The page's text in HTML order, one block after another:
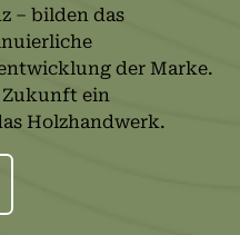
– bilden das
der Marke.
Zukunft ein
Holzhandwerk.